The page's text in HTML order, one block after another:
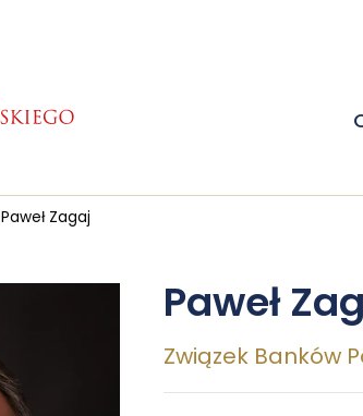
Paweł Zagaj
Paweł
Związek Banków